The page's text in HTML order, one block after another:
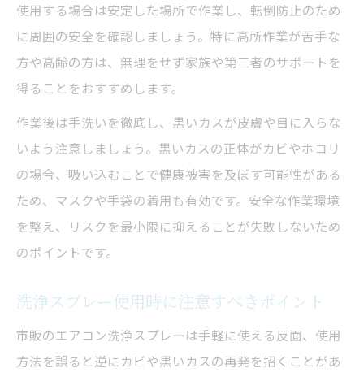
使用する場合は安定した場所で作業し、転倒防止のため
に周囲の安全を確認しましょう。特に高所作業が苦手な
方や高齢の方は、無理をせず家族や第三者のサポートを
得ることをおすすめします。
作業後は手洗いを徹底し、黒いカスが皮膚や目に入らな
いよう注意しましょう。黒いカスの正体がカビやホコリ
の場合、吸い込むことで健康被害を及ぼす可能性がある
ため、マスクや手袋の着用も有効です。安全な作業環境
を整え、リスクを最小限に抑えることが失敗しないため
のポイントです。
洗浄スプレー使用時に注意すべきポイント
市販のエアコン洗浄スプレーは手軽に使える反面、使用
方法を誤ると逆にカビや黒いカスの再発を招くことがあ